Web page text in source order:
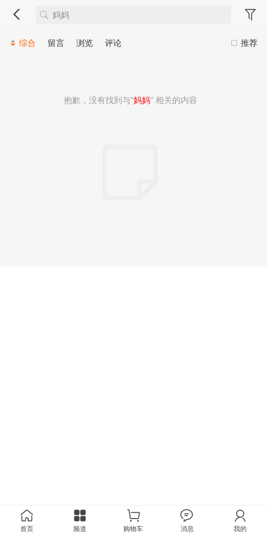
推荐
综合 留言 浏览 评论
抱歉，没有找到与“妈妈” 相关的内容
首页 频道 购物车 消息 我的